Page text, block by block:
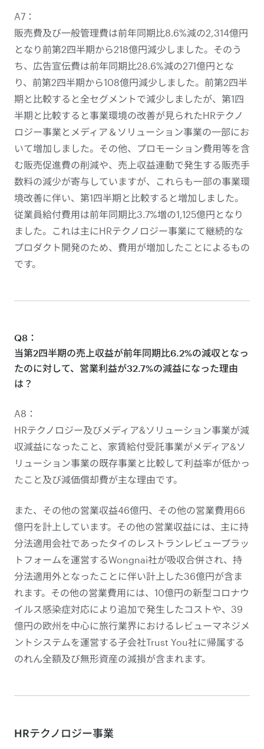
A7：
販売費及び一般管理費は前年同期比8.6%減の2,314億円
となり前第2四半期から218億円減少しました。そのう
ち、広告宣伝費は前年同期比28.6%減の271億円とな
り、前第2四半期から108億円減少しました。前第2四半
期と比較すると全セグメントで減少しましたが、第1四
半期と比較すると事業環境の改善が見られたHRテクノ
ロジー事業とメディア＆ソリューション事業の一部にお
いて増加しました。その他、プロモーション費用等を含
む販売促進費の削減や、売上収益連動で発生する販売手
数料の減少が寄与していますが、これらも一部の事業環
境改善に伴い、第1四半期と比較すると増加しました。
従業員給付費用は前年同期比3.7%増の1,125億円となり
ました。これは主にHRテクノロジー事業にて継続的な
プロダクト開発のため、費用が増加したことによるもの
です。
Q8：
当第2四半期の売上収益が前年同期比6.2%の減収となっ
たのに対して、営業利益が32.7%の減益になった理由
は？
A8：
HRテクノロジー及びメディア&ソリューション事業が減
収減益になったこと、家賃給付受託事業がメディア&ソ
リューション事業の既存事業と比較して利益率が低かっ
たこと及び減価償却費が主な理由です。
また、その他の営業収益46億円、その他の営業費用66
億円を計上しています。その他の営業収益には、主に持
分法適用会社であったタイのレストランレビュープラッ
トフォームを運営するWongnai社が吸収合併され、持
分法適用外となったことに伴い計上した36億円が含ま
れます。その他の営業費用には、10億円の新型コロナウ
イルス感染症対応により追加で発生したコストや、39
億円の欧州を中心に旅行業界におけるレビューマネジメ
ントシステムを運営する子会社Trust You社に帰属する
のれん全額及び無形資産の減損が含まれます。
HRテクノロジー事業